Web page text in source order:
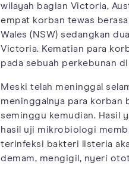
wilayah bagian Victoria,
empat korban tewas
Wales (NSW) sedangkan
Victoria. Kematian para
pada sebuah perkebunan
Meski telah meninggal
meninggalnya para korban
seminggu kemudian. Hasil
hasil uji mikrobiologi
terinfeksi bakteri listeria
demam, mengigil, nyeri